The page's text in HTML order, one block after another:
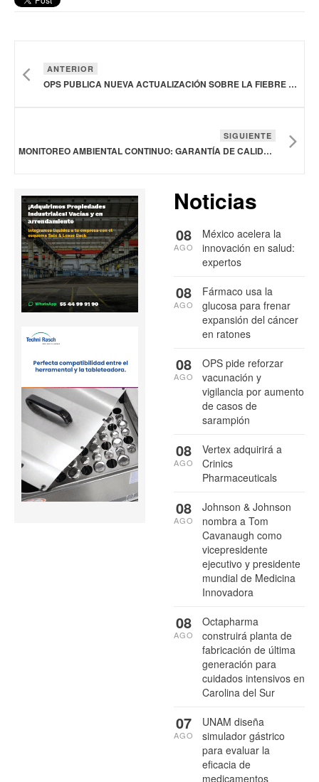
ANTERIOR
OPS PUBLICA NUEVA ACTUALIZACIÓN SOBRE LA FIEBRE DE OROPOUCHE EN EL CONTINENTE AMERICANO
SIGUIENTE
MONITOREO AMBIENTAL CONTINUO: GARANTÍA DE CALIDAD Y CUMPLIMIENTO EN LA INDUSTRIA FARMACÉUTICA
Noticias
México acelera la
innovación en salud:
expertos
08
AGO
Fármaco usa la
glucosa para frenar
expansión del cáncer
en ratones
08
AGO
OPS pide reforzar
vacunación y
vigilancia por aumento
de casos de
sarampión
08
AGO
Vertex adquirirá a
Crinics
Pharmaceuticals
08
AGO
Johnson & Johnson
nombra a Tom
Cavanaugh como
vicepresidente
ejecutivo y presidente
mundial de Medicina
Innovadora
08
AGO
Octapharma
construirá planta de
fabricación de última
generación para
cuidados intensivos en
Carolina del Sur
08
AGO
UNAM diseña
simulador gástrico
para evaluar la
eficacia de
medicamentos
07
AGO